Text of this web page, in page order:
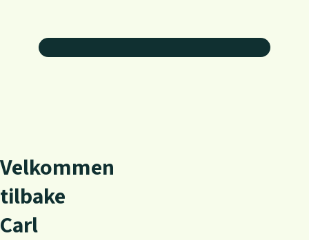
Velkommen
tilbake
Carl